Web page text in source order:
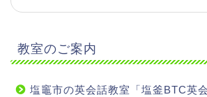
教室のご案内
塩竈市の英会話教室「塩釜BTC英